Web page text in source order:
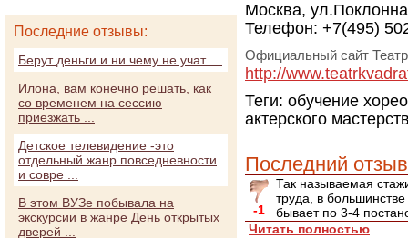
Москва,
Телефон: +7(495)
Официальный сайт
http://
Теги: обучение
актерского
Последний отзыв
-1
Так называемая
труда, в
бывает по 3-4
Читать полностью
Последние отзывы:
Берут деньги и ни чему не учат. ...
Илона, вам конечно решать, как
со временем на сессию
приезжать ...
Детское телевидение -это
отдельный жанр повседневности
и совре ...
В этом ВУЗе побывала на
экскурсии в жанре День открытых
дверей ...